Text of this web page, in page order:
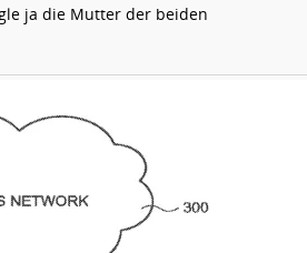
ja die Mutter der beiden